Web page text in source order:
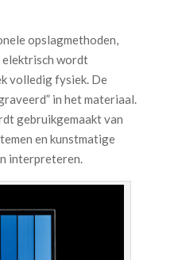
opslagmethoden,
elektrisch wordt
volledig fysiek. De
in het materiaal.
gebruikgemaakt van
en kunstmatige
interpreteren.